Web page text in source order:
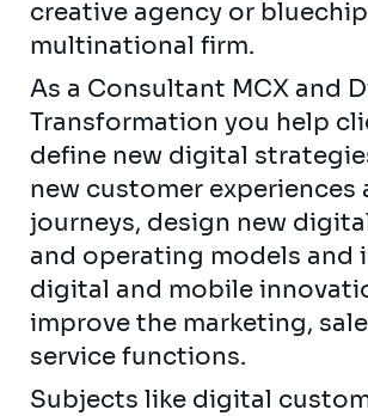
creative agency or bluechip
multinational firm.
As a Consultant MCX and
Transformation you help
define new digital
new customer experiences
journeys, design new
and operating models and
digital and mobile
improve the marketing,
service functions.
Subjects like digital